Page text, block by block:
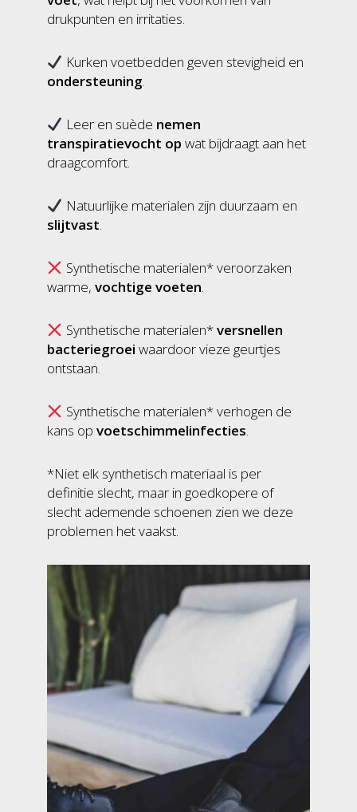
drukpunten en irritaties.
Kurken voetbedden geven stevigheid en
ondersteuning.
Leer en suède nemen
transpiratievocht op wat bijdraagt aan het
draagcomfort.
Natuurlijke materialen zijn duurzaam en
slijtvast.
Synthetische materialen* veroorzaken
warme,vochtige voeten.
Synthetische materialen*versnellen
bacteriegroei waardoor vieze geurtjes
ontstaan.
Synthetische materialen* verhogen de
kans opvoetschimmelinfecties.
*Niet elk synthetisch materiaal is per
definitie slecht, maar in goedkopere of
slecht ademende schoenen zien we deze
problemen het vaakst.